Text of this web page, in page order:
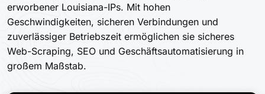
erworbener Louisiana-IPs. Mit hohen
Geschwindigkeiten, sicheren Verbindungen und
zuverlässiger Betriebszeit ermöglichen sie sicheres
Web-Scraping, SEO und Geschäftsautomatisierung in
großem Maßstab.